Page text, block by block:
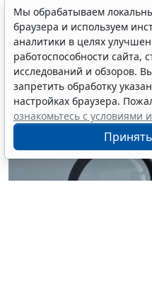
Временное
личности
при утрате
7 августа 2026 17:55
Мы обрабатываем
браузера и используем
аналитики в целях
работоспособности сайта,
исследований и обзоров.
запретить обработку
настройках браузера.
ознакомьтесь с условиями
Принять